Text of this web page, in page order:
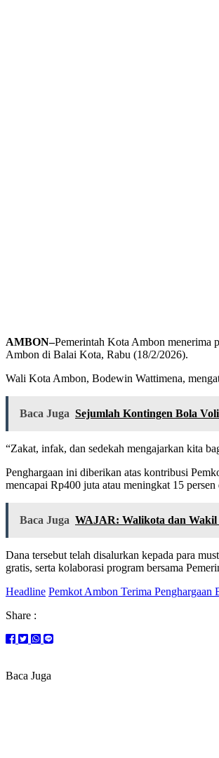
AMBON–Pemerintah Kota Ambon menerima
Ambon di Balai Kota, Rabu (18/2/2026).
Wali Kota Ambon, Bodewin Wattimena,
Baca Juga Sejumlah Kontingen Bola
“Zakat, infak, dan sedekah mengajarkan kita
Penghargaan ini diberikan atas kontribusi
mencapai Rp400 juta atau meningkat 15
Baca Juga WAJAR: Walikota dan
Dana tersebut telah disalurkan kepada para
gratis, serta kolaborasi program bersama
Headline Pemkot Ambon Terima
Share :
Baca Juga